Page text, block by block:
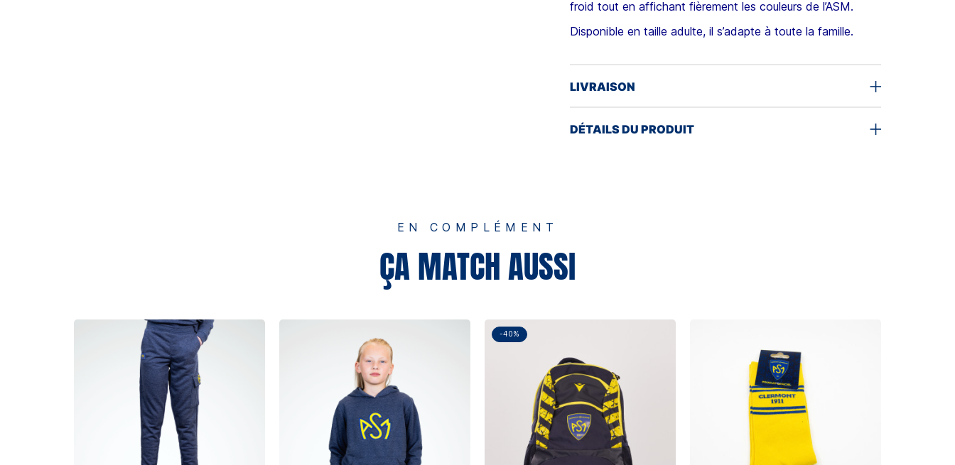
froid tout en affichant fièrement les couleurs de l’ASM.
Disponible en taille adulte, il s’adapte à toute la famille.
LIVRAISON
DÉTAILS DU PRODUIT
EN COMPLÉMENT
ÇA MATCH AUSSI
-40%